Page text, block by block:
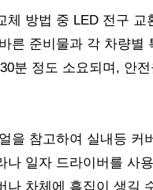
체 방법 중 LED 전구
른 준비물과 각 차량별
분 정도 소요되며, 안
을 참고하여 실내등 커
나 일자 드라이버를 사
나 차체에 흠집이 생길